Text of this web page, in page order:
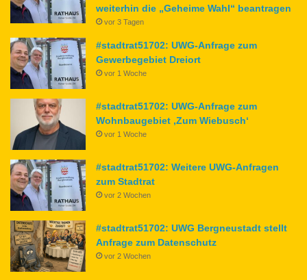
weiterhin die „Geheime Wahl“ beantragen
vor 3 Tagen
#stadtrat51702: UWG-Anfrage zum
Gewerbegebiet Dreiort
vor 1 Woche
#stadtrat51702: UWG-Anfrage zum
Wohnbaugebiet ‚Zum Wiebusch‘
vor 1 Woche
#stadtrat51702: Weitere UWG-Anfragen
zum Stadtrat
vor 2 Wochen
#stadtrat51702: UWG Bergneustadt stellt
Anfrage zum Datenschutz
vor 2 Wochen